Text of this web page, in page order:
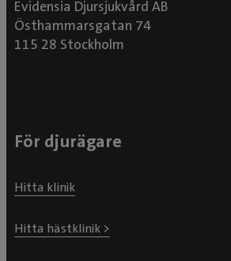
Evidensia Djursjukvård AB
Östhammarsgatan 74
115 28 Stockholm
För djurägare
Hitta klinik
Hitta hästklinik >